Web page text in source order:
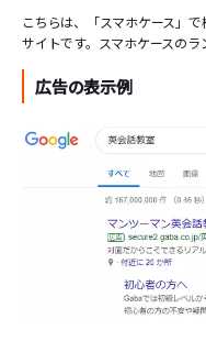
こちらは、「スマホケース」
サイトです。スマホケースのラ
広告の表示例